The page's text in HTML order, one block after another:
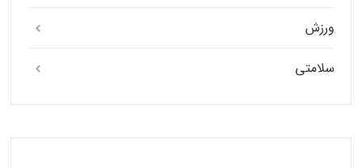
ورزش
سلامتی